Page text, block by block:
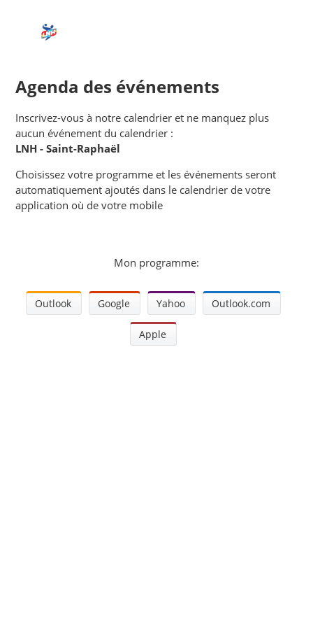
Agenda des événements
Inscrivez-vous à notre calendrier et ne manquez plus
aucun événement du calendrier :
LNH - Saint-Raphaël
Choisissez votre programme et les événements seront
automatiquement ajoutés dans le calendrier de votre
application où de votre mobile
Mon programme:
Outlook Google Yahoo Outlook.com
Apple